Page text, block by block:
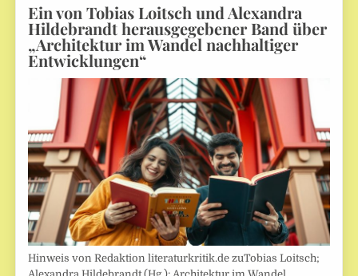
Ein von Tobias Loitsch und Alexandra
Hildebrandt herausgegebener Band über
„Architektur im Wandel nachhaltiger
Entwicklungen“
Hinweis von Redaktion literaturkritik.de zuTobias Loitsch;